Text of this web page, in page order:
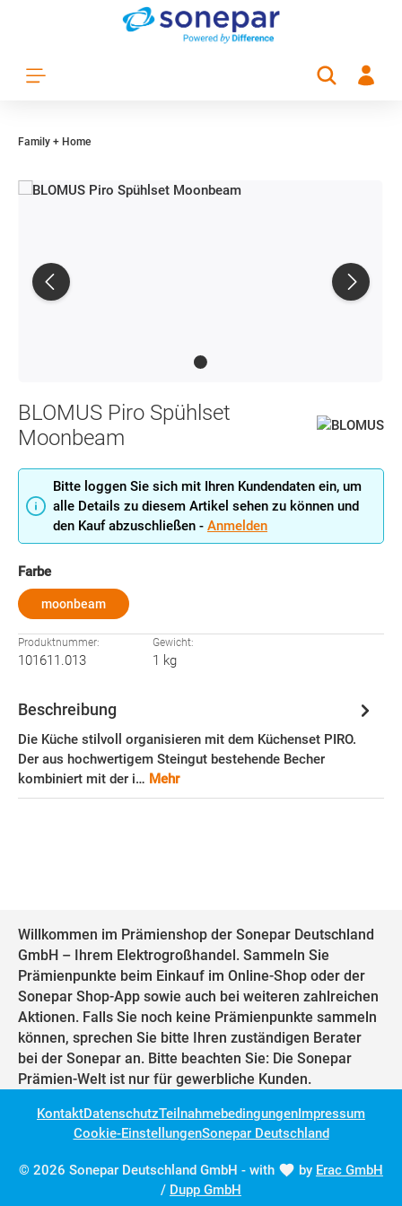
Zum Hauptinhalt springen
Family + Home
BLOMUS Piro Spühlset
Moonbeam
Bitte loggen Sie sich mit Ihren Kundendaten ein, um
alle Details zu diesem Artikel sehen zu können und
den Kauf abzuschließen - Anmelden
Farbeauswählen
moonbeam
Produktnummer:
101611.013
Gewicht:
1 kg
Beschreibung
Die Küche stilvoll organisieren mit dem Küchenset PIRO.
Der aus hochwertigem Steingut bestehende Becher
kombiniert mit der i… Mehr
Willkommen im Prämienshop der Sonepar Deutschland
GmbH – Ihrem Elektrogroßhandel. Sammeln Sie
Prämienpunkte beim Einkauf im Online-Shop oder der
Sonepar Shop-App sowie auch bei weiteren zahlreichen
Aktionen. Falls Sie noch keine Prämienpunkte sammeln
können, sprechen Sie bitte Ihren zuständigen Berater
bei der Sonepar an. Bitte beachten Sie: Die Sonepar
Prämien-Welt ist nur für gewerbliche Kunden.
© 2026 Sonepar Deutschland GmbH - with by Erac GmbH
/ Dupp GmbH
KontaktDatenschutzTeilnahmebedingungenImpressum
Cookie-EinstellungenSonepar Deutschland